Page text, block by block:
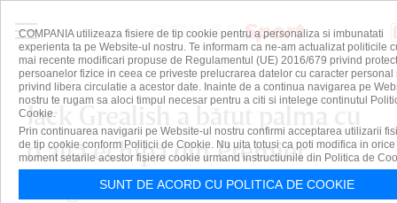
Jack Grealish a bătut palma cu
o altă echipă din Premier
League
COMPANIA utilizeaza fisiere de tip cookie pentru a personaliza si imbunatati
experienta ta pe Website-ul nostru. Te informam ca ne-am actualizat politicile
mai recente modificari propuse de Regulamentul (UE) 2016/679 privind
persoanelor fizice in ceea ce priveste prelucrarea datelor cu caracter personal
privind libera circulatie a acestor date. Inainte de a continua navigarea pe
nostru te rugam sa aloci timpul necesar pentru a citi si intelege continutul
Cookie.
Prin continuarea navigarii pe Website-ul nostru confirmi acceptarea utilizarii
de tip cookie conform Politicii de Cookie. Nu uita totusi ca poti modifica in orice
moment setarile acestor fisiere cookie urmand instructiunile din Politica de
SUNT DE ACORD CU POLITICA DE COOKIE